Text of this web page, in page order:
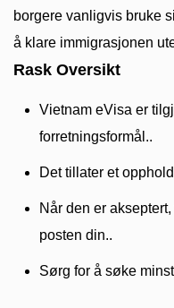
borgere vanligvis bruke
å klare immigrasjonen
Rask Oversikt
Vietnam eVisa er
forretningsformål..
Det tillater et
Når den er
posten din..
Sørg for å søke